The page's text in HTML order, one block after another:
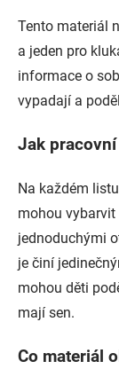
Tento materiál
a jeden pro
informace o
vypadají a
Jak
Na každém
mohou vybarvit
jednoduchými
je činí
mohou děti
mají sen.
Co materiál